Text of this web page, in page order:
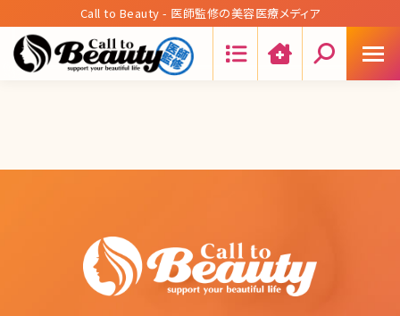
Call to Beauty - 医師監修の美容医療メディア